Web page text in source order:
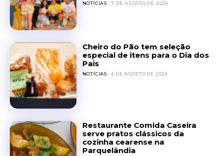
NOTÍCIAS 7 DE AGOSTO DE 2026
Cheiro do Pão tem seleção
especial de itens para o Dia dos
Pais
NOTÍCIAS 6 DE AGOSTO DE 2026
Restaurante Comida Caseira
serve pratos clássicos da
cozinha cearense na
Parquelândia